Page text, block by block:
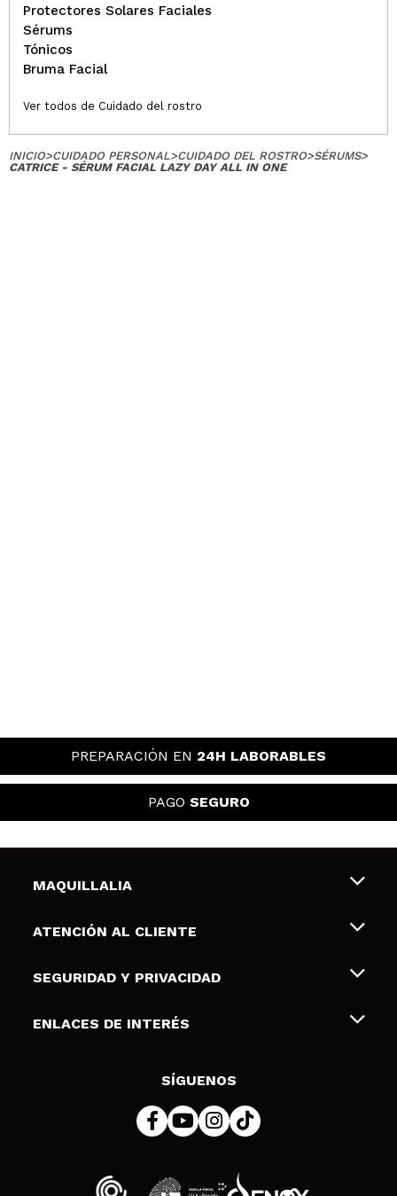
Protectores Solares Faciales
Sérums
Tónicos
Bruma Facial
Ver todos de Cuidado del rostro
INICIO>CUIDADO PERSONAL>CUIDADO DEL ROSTRO>SÉRUMS>
CATRICE - SÉRUM FACIAL LAZY DAY ALL IN ONE
PREPARACIÓN EN 24H LABORABLES
PAGO SEGURO
MAQUILLALIA
Sobre nosotros
Tarjetas de Regalo
ATENCIÓN AL CLIENTE
Envíos y devoluciones
Formas de pago
SEGURIDAD Y PRIVACIDAD
Terminos y condiciones de uso
Política de cookies
ENLACES DE INTERÉS
SÍGUENOS